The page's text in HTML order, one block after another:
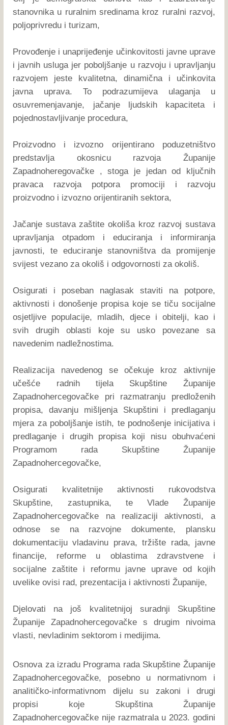
stanovnika u ruralnim sredinama kroz ruralni razvoj,
poljoprivredu i turizam,
Provođenje i unaprijeđenje učinkovitosti javne uprave
i javnih usluga jer poboljšanje u razvoju i upravljanju
razvojem jeste kvalitetna, dinamična i učinkovita
javna uprava. To podrazumijeva ulaganja u
osuvremenjavanje, jačanje ljudskih kapaciteta i
pojednostavljivanje procedura,
Proizvodno i izvozno orijentirano poduzetništvo
predstavlja okosnicu razvoja Županije
Zapadnoheregovačke , stoga je jedan od ključnih
pravaca razvoja potpora promociji i razvoju
proizvodno i izvozno orijentiranih sektora,
Jačanje sustava zaštite okoliša kroz razvoj sustava
upravljanja otpadom i educiranja i informiranja
javnosti, te educiranje stanovništva da promijenje
svijest vezano za okoliš i odgovornosti za okoliš.
Osigurati i poseban naglasak staviti na potpore,
aktivnosti i donošenje propisa koje se tiču socijalne
osjetljive populacije, mladih, djece i obitelji, kao i
svih drugih oblasti koje su usko povezane sa
navedenim nadležnostima.
Realizacija navedenog se očekuje kroz aktivnije
učešće radnih tijela Skupštine Županije
Zapadnohercegovačke pri razmatranju predloženih
propisa, davanju mišljenja Skupštini i predlaganju
mjera za poboljšanje istih, te podnošenje inicijativa i
predlaganje i drugih propisa koji nisu obuhvaćeni
Programom rada Skupštine Županije
Zapadnohercegovačke,
Osigurati kvalitetnije aktivnosti rukovodstva
Skupštine, zastupnika, te Vlade Županije
Zapadnohercegovačke na realizaciji aktivnosti, a
odnose se na razvojne dokumente, plansku
dokumentaciju vladavinu prava, tržište rada, javne
financije, reforme u oblastima zdravstvene i
socijalne zaštite i reformu javne uprave od kojih
uvelike ovisi rad, prezentacija i aktivnosti Županije,
Djelovati na još kvalitetnijoj suradnji Skupštine
Županije Zapadnohercegovačke s drugim nivoima
vlasti, nevladinim sektorom i medijima.
Osnova za izradu Programa rada Skupštine Županije
Zapadnohercegovačke, posebno u normativnom i
analitičko-informativnom dijelu su zakoni i drugi
propisi koje Skupština Županije
Zapadnohercegovačke nije razmatrala u 2023. godini